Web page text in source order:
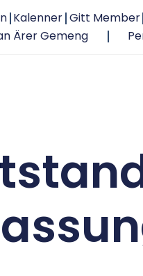
Kalenner Gitt Member
Ärer Gemeng